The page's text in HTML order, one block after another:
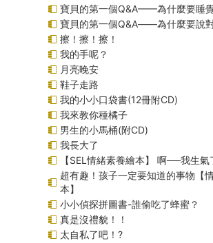
寶貝的第一個Q&A——為什麼要睡
寶貝的第一個Q&A――為什麼要說
擦！擦！擦！
我的手呢？
月亮晚安
鞋子走路
我的小小口袋書(12冊附CD)
我來教你種橘子
男生的小馬桶(附CD)
我長大了
【SEL情緒素養繪本】 啊──我生
超有趣！孩子一定要知道的事物【
本】
小小偵探拼圖書-誰偷吃了蜂蜜？
真是沒禮貌！！
太自私了吧！?